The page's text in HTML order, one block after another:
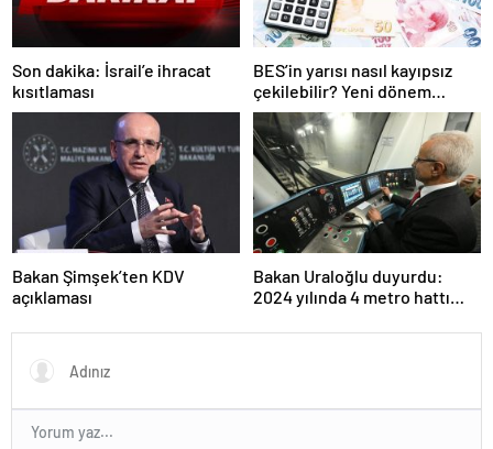
Son dakika: İsrail’e ihracat
kısıtlaması
BES’in yarısı nasıl kayıpsız
çekilebilir? Yeni dönem
temmuzda başlıyor, işte
şartlar…
Bakan Şimşek’ten KDV
açıklaması
Bakan Uraloğlu duyurdu:
2024 yılında 4 metro hattı